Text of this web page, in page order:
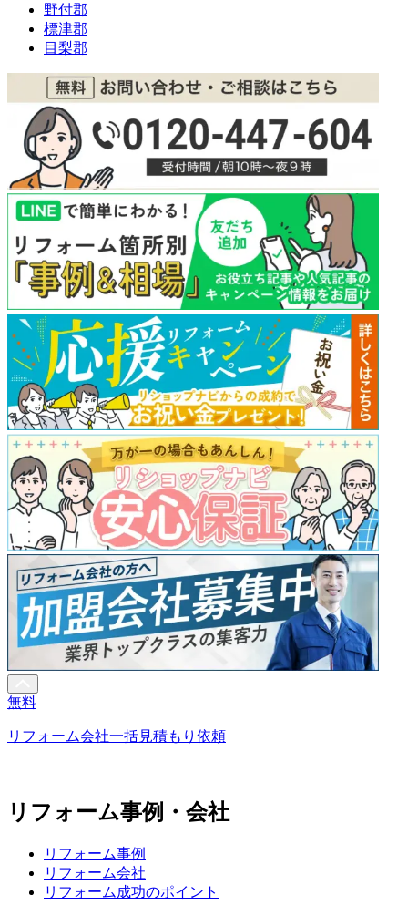
野付郡
標津郡
目梨郡
無料
リフォーム会社一括見積もり依頼
リフォーム事例・会社
リフォーム事例
リフォーム会社
リフォーム成功のポイント